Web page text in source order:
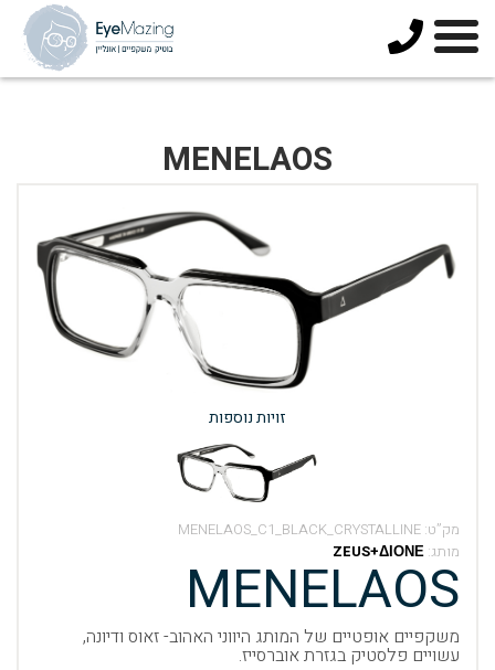
3744678
MENELAOS
זויות נוספות
מק”ט: MENELAOS_C1_BLACK_CRYSTALLINE
מותג: ZEUS+ΔΙΟΝΕ
MENELAOS
משקפיים אופטיים של המותג היווני האהוב- זאוס ודיונה,
עשויים פלסטיק בגזרת אוברסייז.